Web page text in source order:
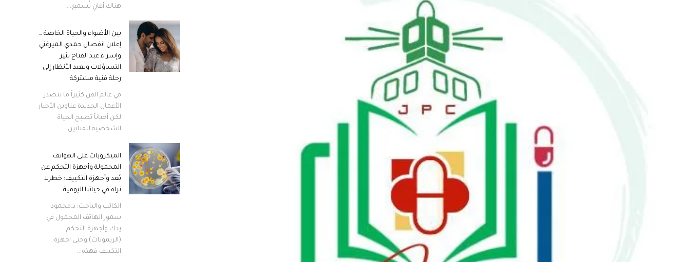
هناك أغانٍ تُسمع،...
بين الأضواء والحياة الخاصة …
إعلان انفصال حمدي الميرغني
وإسراء عبد الفتاح يثير
التساؤلات ويعيد الأنظار إلى
رحلة فنية مشتركة
في عالم الفن كثيراً ما تتصدر
الأعمال الجديدة عناوين الأخبار
لكن أحياناً تصبح الحياة
الشخصية للفنانين...
الميكروبات على الهواتف
المحمولة وأجهزة التحكم عن
بُعد وأجهزة التكييف: خطرلا
نراه في حياتنا اليومية
الكاتب والباحث: د.محمود
سمور الهاتف المحمول في
يدك وأجهزة التحكم
(الريموتات) وحتى اجهزة
التكييف فهذه...